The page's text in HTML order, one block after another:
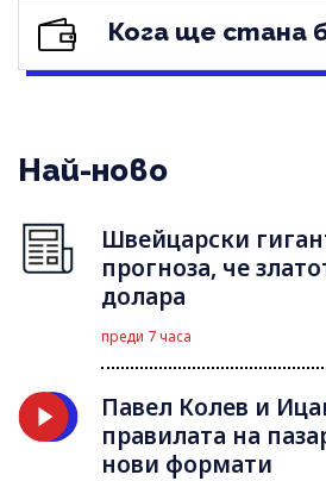
Кога ще стана
Най-ново
Швейцарски
прогноза, че
долара
преди 7 часа
Павел Колев и
правилата на
нови формати